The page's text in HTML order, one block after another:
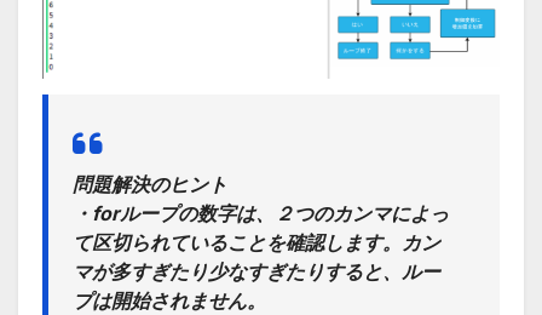
問題解決のヒント
・forループの数字は、
２つのカンマによっ
て区切られていることを確認します。カン
マが多すぎたり少なすぎたりすると、ルー
プは開始されません。